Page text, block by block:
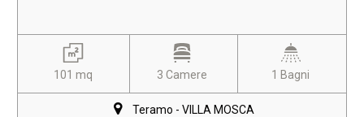
101 mq 3 Camere 1 Bagni
Teramo - VILLA MOSCA